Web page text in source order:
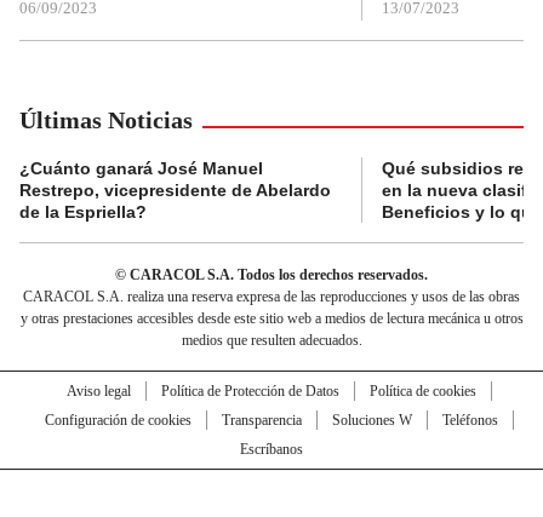
06/09/2023 13/07/2023
Últimas Noticias
¿Cuánto ganará José Manuel
Restrepo, vicepresidente de Abelardo
de la Espriella?
Qué subsidios
en la nueva
Beneficios y lo
© CARACOL S.A. Todos los derechos reservados.
CARACOL S.A. realiza una reserva expresa de las reproducciones y usos de las obras
y otras prestaciones accesibles desde este sitio web a medios de lectura mecánica u otros
medios que resulten adecuados.
Aviso legal Política de Protección de Datos
Política de cookies
Configuración de cookies
Transparencia Soluciones W
Teléfonos
Escríbanos